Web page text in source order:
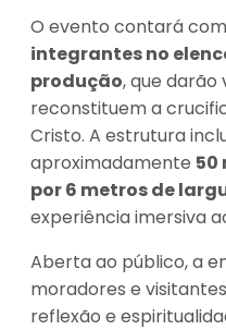
O evento contará
integrantes no
produção, que darão
reconstituem a
Cristo. A estrutura
aproximadamente 50
por 6 metros de
experiência imersiva
Aberta ao público, a
moradores e
reflexão e